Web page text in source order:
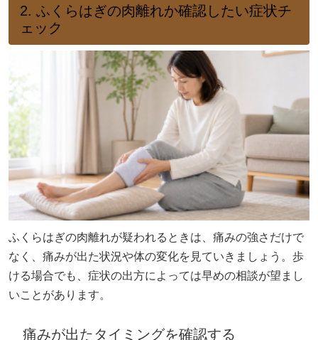
2. ふくらはぎの肉離れか確認したい症状チ
ェック
ふくらはぎの肉離れが疑われるときは、痛みの強さだけで
なく、痛みが出た状況や体の変化を見ていきましょう。歩
ける場合でも、症状の出方によっては早めの相談が望まし
いことがあります。
痛みが出たタイミングを確認する